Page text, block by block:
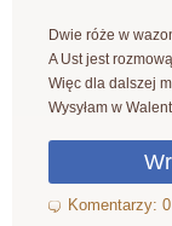
Dwie róże w
A Ust jest
Więc dla dalszej
Wysyłam w